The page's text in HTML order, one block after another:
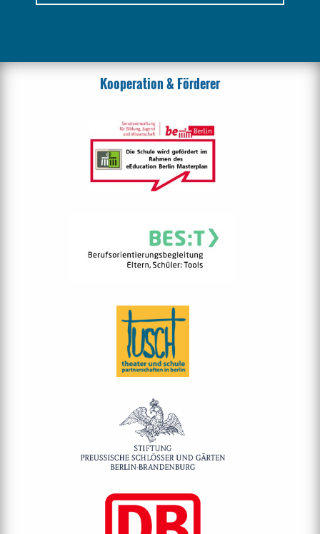
Kooperation & Förderer